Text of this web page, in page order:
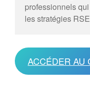
professionnels
les stratégies
ACCÉDER AU